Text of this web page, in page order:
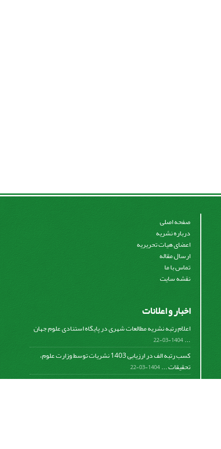
صفحه اصلی
درباره نشریه
اعضای هیات تحریریه
ارسال مقاله
تماس با ما
نقشه سایت
اخبار و اعلانات
اعلام رتبه نشریه مطالعات شهری در پایگاه استنادی علوم جهان
...
1404-03-22
کسب رتبه الف در ارزیابی 1403 نشریات توسط وزارت علوم،
تحقیقات ...1404-03-22
کسب رتبه الف در ارزیابی 1401 نشریات توسط وزارت علوم،